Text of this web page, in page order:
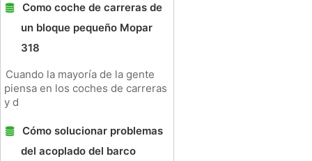
Como coche de carreras de
un bloque pequeño Mopar
318
Cuando la mayoría de la gente
piensa en los coches de carreras
y d
Cómo solucionar problemas
del acoplado del barco